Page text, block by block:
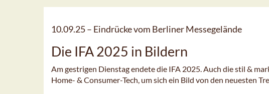
10.09.25 – Eindrücke vom Berliner Messegelände
Die IFA 2025 in Bildern
Am gestrigen Dienstag endete die IFA 2025. Auch die stil &
Home- & Consumer-Tech, um sich ein Bild von den neuesten